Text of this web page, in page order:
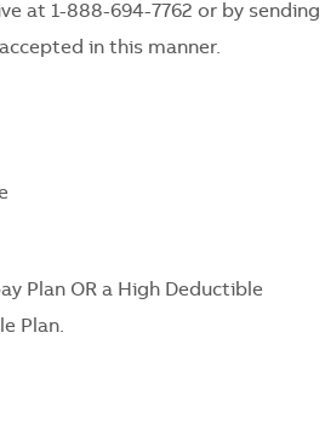
at 1-888-694-7762 or by sending
in this manner.
Plan OR a High Deductible
Plan.